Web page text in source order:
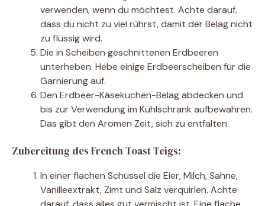
verwenden, wenn du möchtest. Achte darauf,
dass du nicht zu viel rührst, damit der Belag nicht
zu flüssig wird.
Die in Scheiben geschnittenen Erdbeeren
unterheben. Hebe einige Erdbeerscheiben für die
Garnierung auf.
Den Erdbeer-Käsekuchen-Belag abdecken und
bis zur Verwendung im Kühlschrank aufbewahren.
Das gibt den Aromen Zeit, sich zu entfalten.
Zubereitung des French Toast Teigs:
In einer flachen Schüssel die Eier, Milch, Sahne,
Vanilleextrakt, Zimt und Salz verquirlen. Achte